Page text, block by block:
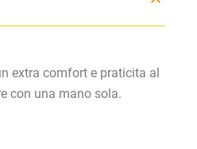
extra comfort e praticita al
con una mano sola.